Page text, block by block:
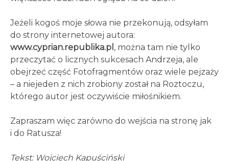
Jeżeli kogoś moje słowa nie przekonują, odsyłam
do strony internetowej autora:
www.cyprian.republika.pl , można tam nie tylko
przeczytać o licznych sukcesach Andrzeja, ale
obejrzeć część Fotofragmentów oraz wiele pejzaży
– a niejeden z nich zrobiony został na Roztoczu,
którego autor jest oczywiście miłośnikiem.
Zapraszam więc zarówno do wejścia na stronę jak
i do Ratusza!
Tekst: Wojciech Kapuściński